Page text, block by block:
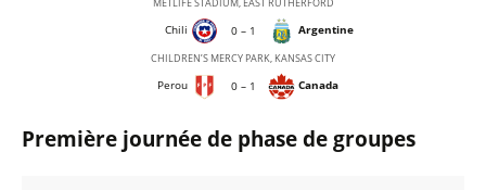
METLIFE STADIUM, EAST RUTHERFORD
Chili 0 – 1 Argentine
CHILDREN’S MERCY PARK, KANSAS CITY
Perou 0 – 1 Canada
Première journée de phase de groupes